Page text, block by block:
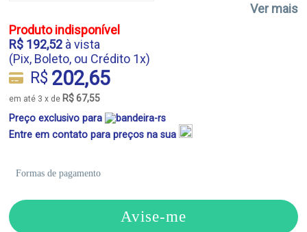
Ver mais
Produto indisponível
R$ 192,52 à vista
(Pix, Boleto, ou Crédito 1x)
R$ 202,65
em até 3 x de R$ 67,55
Preço exclusivo para
Entre em contato para preços na sua
Formas de pagamento
Avise-me